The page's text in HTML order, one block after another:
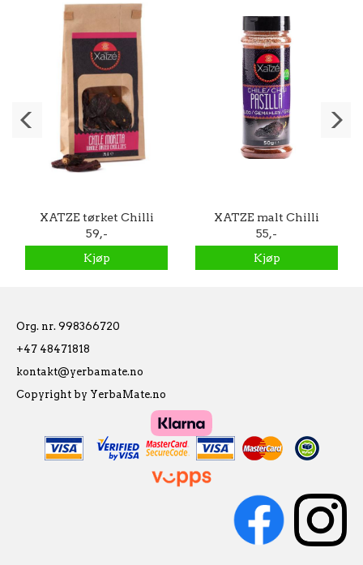
XATZE tørket Chilli
Morita 75g
59,-
Kjøp
XATZE malt Chilli
Pasilla 50g
55,-
Kjøp
Org. nr. 998366720
+47 48471818
kontakt@yerbamate.no
Copyright by YerbaMate.no